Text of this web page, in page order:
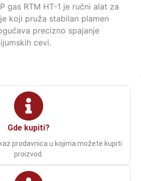
gas RTM HT-1 je ručni alat za
koji pruža stabilan plamen
precizno spajanje
cevi.
Gde kupiti?
prodavnica u kojima možete kupiti
proizvod.